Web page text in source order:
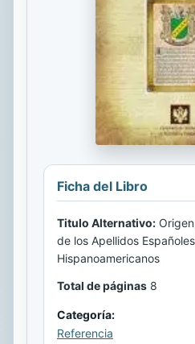
Ficha del Libro
Titulo Alternativo:
de los Apellidos
Hispanoamericanos
Total de páginas 8
Categoría:
Referencia